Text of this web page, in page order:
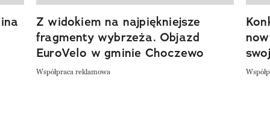
Z widokiem na najpiękniejsze
fragmenty wybrzeża. Objazd
EuroVelo w gminie Choczewo
Współpraca reklamowa